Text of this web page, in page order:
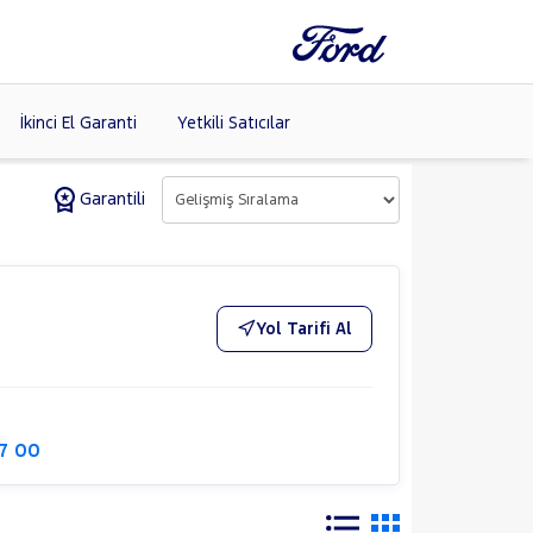
İkinci El Garanti Yetkili Satıcılar
Garantili
Yol Tarifi Al
00